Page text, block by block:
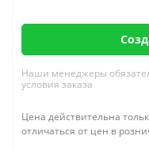
Наши менеджеры
условия заказа
Цена действительна
отличаться от цен в